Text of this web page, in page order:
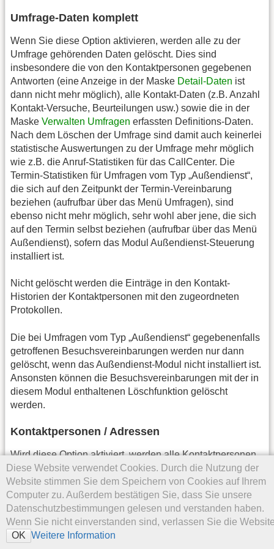
Umfrage-Daten komplett
Wenn Sie diese Option aktivieren, werden alle zu der
Umfrage gehörenden Daten gelöscht. Dies sind
insbesondere die von den Kontaktpersonen gegebenen
Antworten (eine Anzeige in der Maske Detail-Daten ist
dann nicht mehr möglich), alle Kontakt-Daten (z.B. Anzahl
Kontakt-Versuche, Beurteilungen usw.) sowie die in der
Maske Verwalten Umfragen erfassten Definitions-Daten.
Nach dem Löschen der Umfrage sind damit auch keinerlei
statistische Auswertungen zu der Umfrage mehr möglich
wie z.B. die Anruf-Statistiken für das CallCenter. Die
Termin-Statistiken für Umfragen vom Typ „Außendienst“,
die sich auf den Zeitpunkt der Termin-Vereinbarung
beziehen (aufrufbar über das Menü Umfragen), sind
ebenso nicht mehr möglich, sehr wohl aber jene, die sich
auf den Termin selbst beziehen (aufrufbar über das Menü
Außendienst), sofern das Modul Außendienst-Steuerung
installiert ist.
Nicht gelöscht werden die Einträge in den Kontakt-
Historien der Kontaktpersonen mit den zugeordneten
Protokollen.
Die bei Umfragen vom Typ „Außendienst“ gegebenenfalls
getroffenen Besuchsvereinbarungen werden nur dann
gelöscht, wenn das Außendienst-Modul nicht installiert ist.
Ansonsten können die Besuchsvereinbarungen mit der in
diesem Modul enthaltenen Löschfunktion gelöscht
werden.
Kontaktpersonen / Adressen
Wird diese Option aktiviert, werden alle Kontaktpersonen
gelöscht, für die bei der Umfrage eine Beurteilung
eingegeben wurde, für die das Kennzeichen „Adresse
nicht löschen“ nicht gesetzt wurde. Falls für eine
Kontaktperson allerdings Einträge in der Kontakt-Historie
(außer einem eventuell bei der Umfrage erstellten Eintrag)
existieren, wird sie nicht gelöscht. Dies gilt auch für die
Diese Website verwendet Cookies. Durch die Nutzung der
Website stimmen Sie dem Speichern von Cookies auf Ihrem
Computer zu. Außerdem bestätigen Sie, dass Sie unsere
Datenschutzbestimmungen gelesen und verstanden haben.
Wenn Sie nicht einverstanden sind, verlassen Sie die
OK Weitere Information